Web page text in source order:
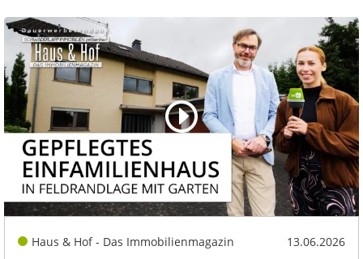
Haus & Hof - Das Immobilienmagazin 13.06.2026